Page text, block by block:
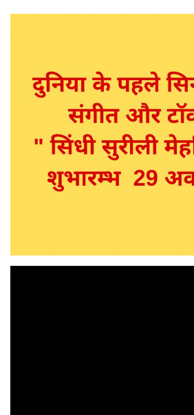
Personalities
Sindhi Videos